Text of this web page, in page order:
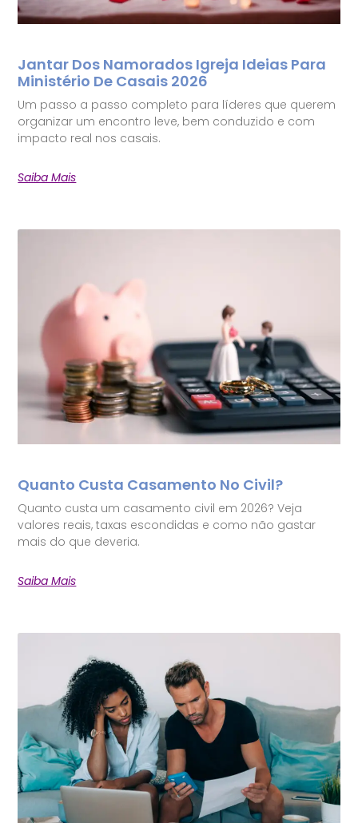
Jantar Dos Namorados Igreja Ideias Para
Ministério De Casais 2026
Um passo a passo completo para líderes que querem
organizar um encontro leve, bem conduzido e com
impacto real nos casais.
Saiba Mais
Quanto Custa Casamento No Civil?
Quanto custa um casamento civil em 2026? Veja
valores reais, taxas escondidas e como não gastar
mais do que deveria.
Saiba Mais